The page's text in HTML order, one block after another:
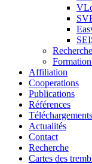
Affiliation
Cooperations
Publications
Références
Téléchargements
Actualités
Contact
Recherche
Cartes des